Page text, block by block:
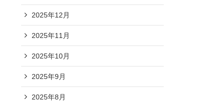
2025年12月
2025年11月
2025年10月
2025年9月
2025年8月